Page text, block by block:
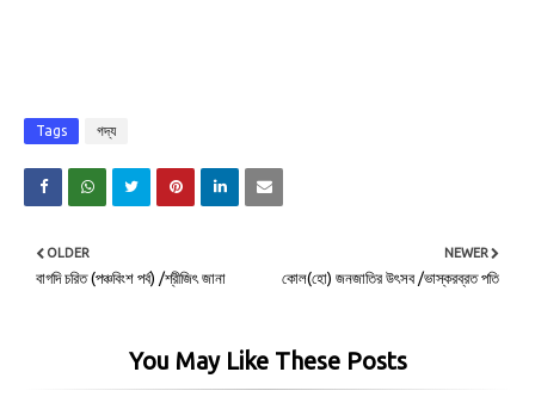
Tags গদ্য
NEWER
কোল(হো) জনজাতির উৎসব /ভাস্করব্রত পতি
OLDER
বাগদি চরিত (পঞ্চবিংশ পর্ব) /শ্রীজিৎ জানা
You May Like These Posts